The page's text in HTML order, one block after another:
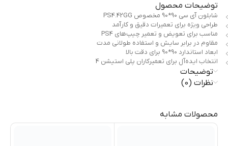
توضیحات محصول
شابلون آی سی 90*90 مخصوص PS4.42GG
طراحی ویژه برای تعمیرات دقیق و کارآمد
مناسب برای تعویض و تعمیر چیپ‌های PS4
مقاوم در برابر سایش و استفاده طولانی مدت
ابعاد استاندارد 90*90 برای دقت بالا
انتخاب ایده‌آل برای تعمیرکاران پلی استیشن 4
توضیحات
نظرات (0)
محصولات مشابه